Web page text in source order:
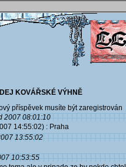
KOVÁŘSKÉ VÝHNĚ
příspěvek musíte být
2007 08:01:10
14:55:02) : Praha
13:55:02
10:53:55